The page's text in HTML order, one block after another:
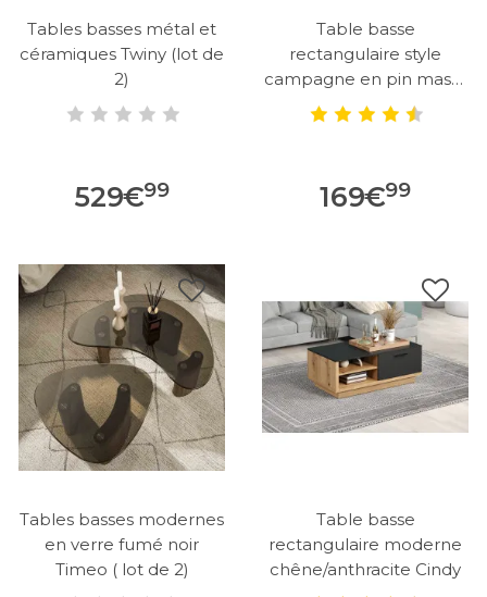
Tables basses métal et
céramiques Twiny (lot de
2)
529€99
Table basse
rectangulaire style
campagne en pin massif
Florence
169€99
Tables basses modernes
en verre fumé noir
Timeo ( lot de 2)
Table basse
rectangulaire moderne
chêne/anthracite Cindy